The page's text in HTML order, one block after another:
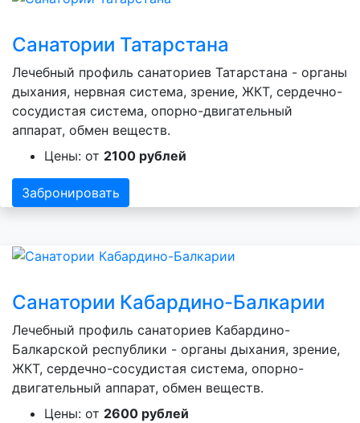
Санатории Татарстана
Лечебный профиль санаториев Татарстана - органы
дыхания, нервная система, зрение, ЖКТ, сердечно-
сосудистая система, опорно-двигательный
аппарат, обмен веществ.
Цены: от 2100 рублей
Забронировать
Санатории Кабардино-Балкарии
Лечебный профиль санаториев Кабардино-
Балкарской республики - органы дыхания, зрение,
ЖКТ, сердечно-сосудистая система, опорно-
двигательный аппарат, обмен веществ.
Цены: от 2600 рублей